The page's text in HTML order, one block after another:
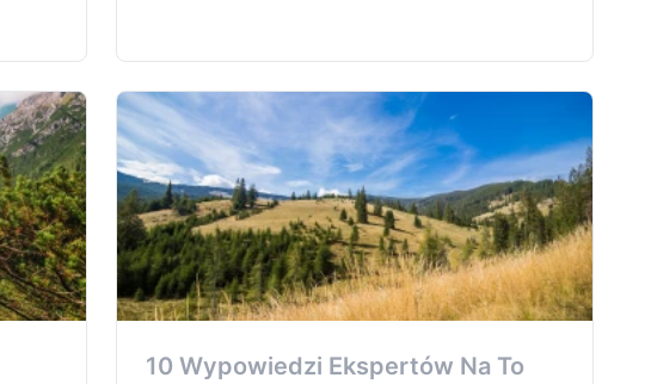
10 Wypowiedzi Ekspertów Na To